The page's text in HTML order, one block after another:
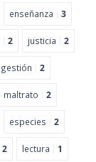
enseñanza 3
2 justicia 2
gestión 2
maltrato 2
especies 2
2 lectura 1